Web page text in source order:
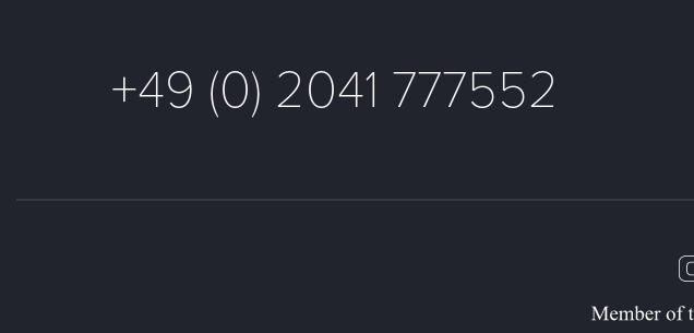
+49 (0) 2041 777552